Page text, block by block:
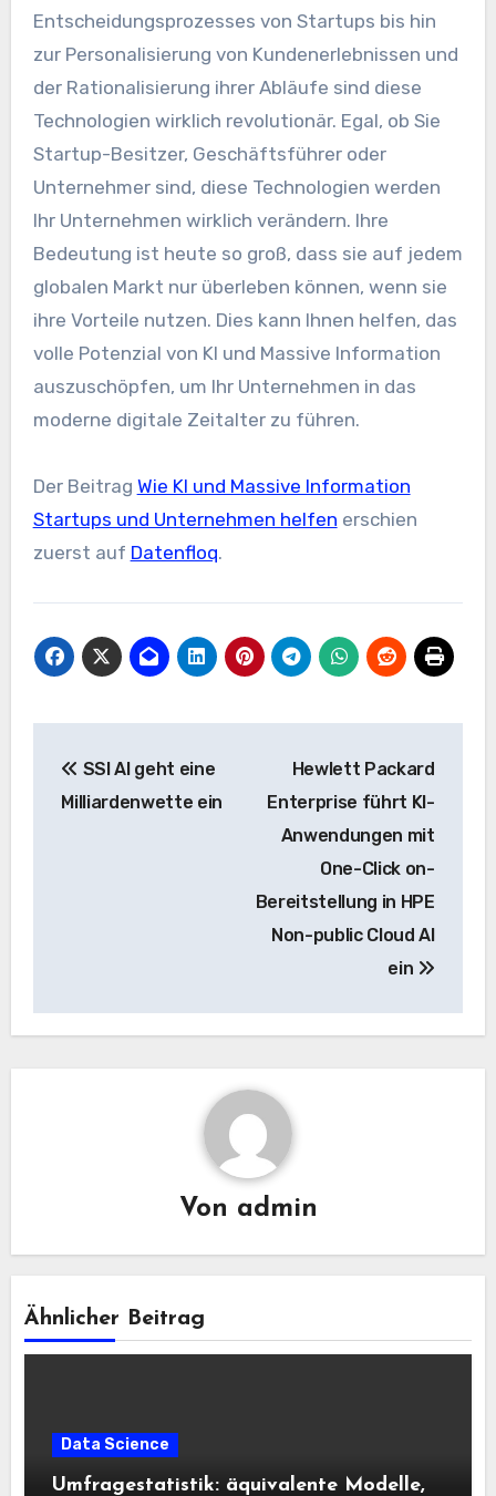
Entscheidungsprozesses von Startups bis hin
zur Personalisierung von Kundenerlebnissen und
der Rationalisierung ihrer Abläufe sind diese
Technologien wirklich revolutionär. Egal, ob Sie
Startup-Besitzer, Geschäftsführer oder
Unternehmer sind, diese Technologien werden
Ihr Unternehmen wirklich verändern. Ihre
Bedeutung ist heute so groß, dass sie auf jedem
globalen Markt nur überleben können, wenn sie
ihre Vorteile nutzen. Dies kann Ihnen helfen, das
volle Potenzial von KI und Massive Information
auszuschöpfen, um Ihr Unternehmen in das
moderne digitale Zeitalter zu führen.
Der Beitrag Wie KI und Massive Information
Startups und Unternehmen helfen erschien
zuerst auf Datenfloq.
Navigation
SSI AI geht eine
Milliardenwette ein
Hewlett Packard
Enterprise führt KI-
Anwendungen mit
One-Click on-
Bereitstellung in HPE
Non-public Cloud AI
ein
Von admin
Ähnlicher Beitrag
Data Science
Umfragestatistik: äquivalente Modelle,